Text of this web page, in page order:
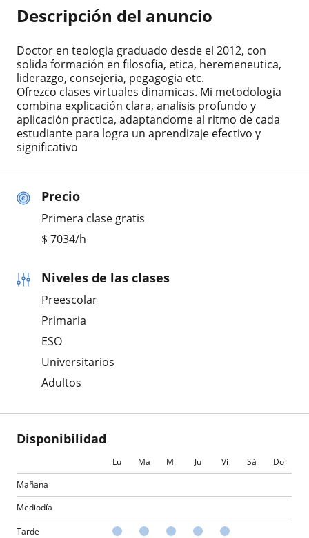
Precio
Primera clase gratis
$ 7034/h
Niveles de las clases
Preescolar
Primaria
ESO
Universitarios
Adultos
Disponibilidad
Lu Ma Mi Ju Vi Sá
Do
Mañana
Mediodía
Tarde
Descripción del anuncio
Doctor en teologia graduado desde el 2012, con
solida formación en filosofia, etica, heremeneutica,
liderazgo, consejeria, pegagogia etc.
Ofrezco clases virtuales dinamicas. Mi metodologia
combina explicación clara, analisis profundo y
aplicación practica, adaptandome al ritmo de cada
estudiante para logra un aprendizaje efectivo y
significativo